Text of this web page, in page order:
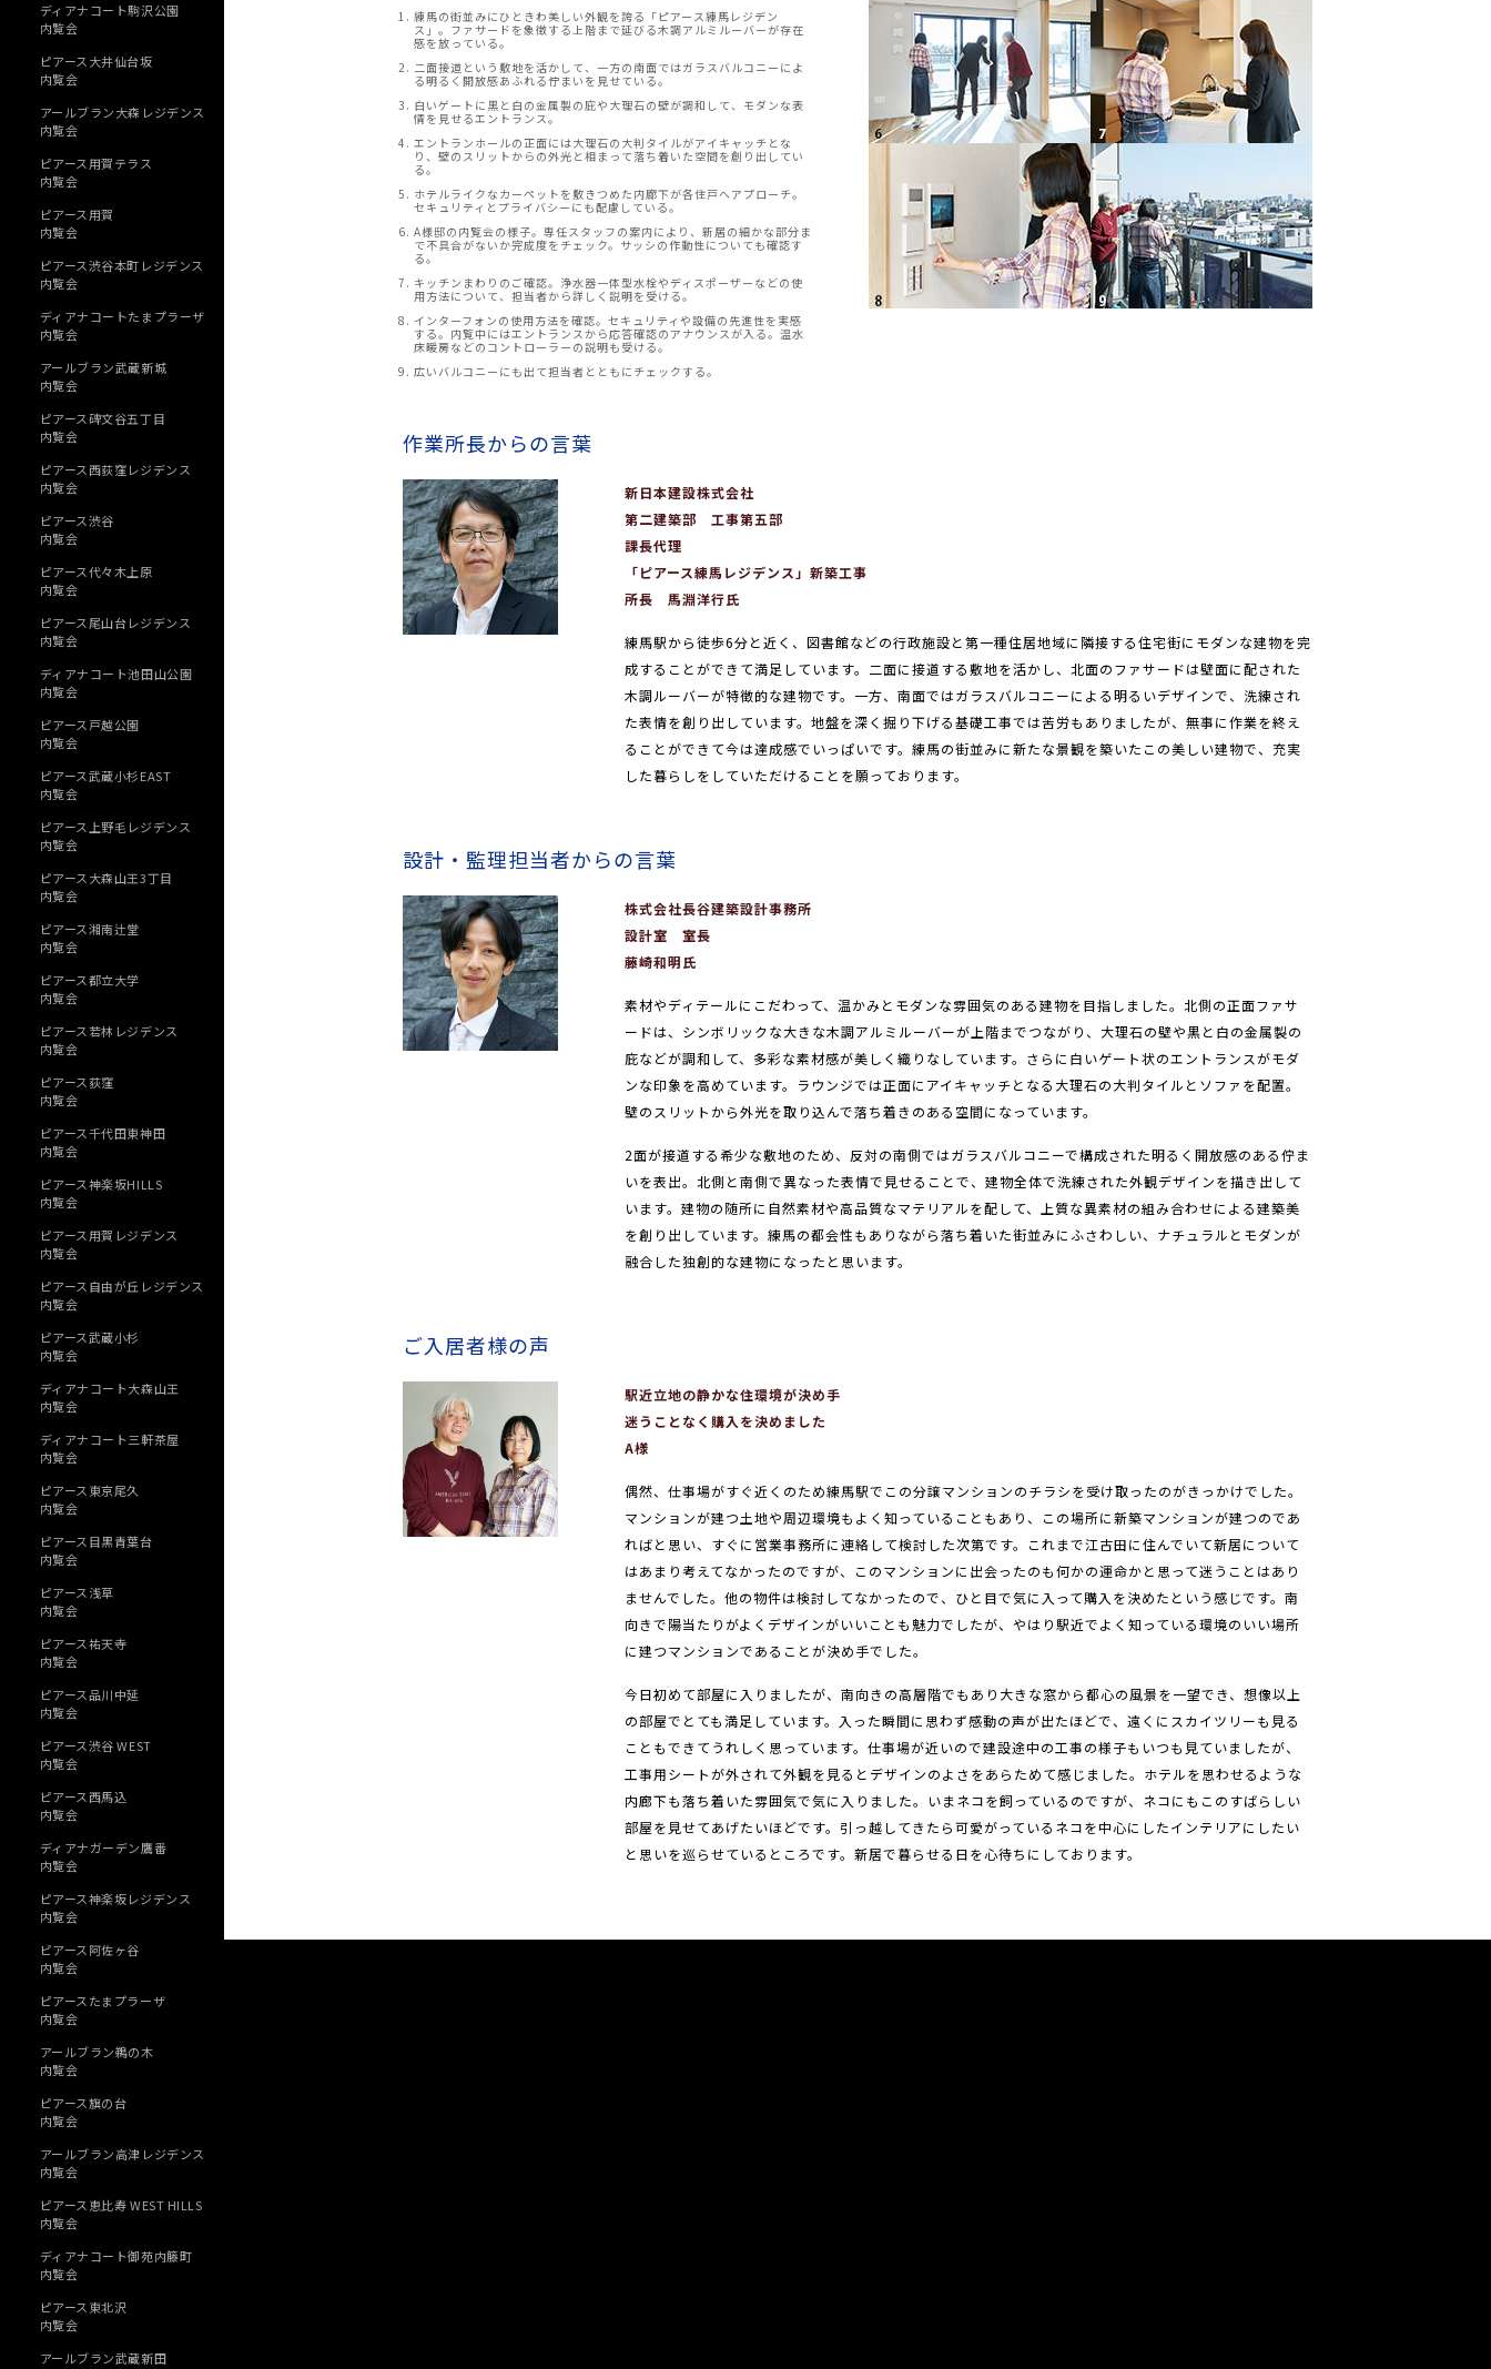
練馬の街並みにひときわ美しい外観を誇る「ピアース練馬レジデン
ス」。ファサードを象徴する上階まで延びる木調アルミルーバーが存在
感を放っている。
二面接道という敷地を活かして、一方の南面ではガラスバルコニーによ
る明るく開放感あふれる佇まいを見せている。
白いゲートに黒と白の金属製の庇や大理石の壁が調和して、モダンな表
情を見せるエントランス。
エントランホールの正面には大理石の大判タイルがアイキャッチとな
り、壁のスリットからの外光と相まって落ち着いた空間を創り出してい
る。
ホテルライクなカーペットを敷きつめた内廊下が各住戸へアプローチ。
セキュリティとプライバシーにも配慮している。
A様邸の内覧会の様子。専任スタッフの案内により、新居の細かな部分ま
で不具合がないか完成度をチェック。サッシの作動性についても確認す
る。
キッチンまわりのご確認。浄水器一体型水栓やディスポーザーなどの使
用方法について、担当者から詳しく説明を受ける。
インターフォンの使用方法を確認。セキュリティや設備の先進性を実感
する。内覧中にはエントランスから応答確認のアナウンスが入る。温水
床暖房などのコントローラーの説明も受ける。
広いバルコニーにも出て担当者とともにチェックする。
作業所長からの言葉
新日本建設株式会社
第二建築部 工事第五部
課長代理
「ピアース練馬レジデンス」新築工事
所長 馬淵洋行氏
練馬駅から徒歩6分と近く、図書館などの行政施設と第一種住居地域に隣接する住宅街にモダンな建物を完
成することができて満足しています。二面に接道する敷地を活かし、北面のファサードは壁面に配された
木調ルーバーが特徴的な建物です。一方、南面ではガラスバルコニーによる明るいデザインで、洗練され
た表情を創り出しています。地盤を深く掘り下げる基礎工事では苦労もありましたが、無事に作業を終え
ることができて今は達成感でいっぱいです。練馬の街並みに新たな景観を築いたこの美しい建物で、充実
した暮らしをしていただけることを願っております。
設計・監理担当者からの言葉
株式会社長谷建築設計事務所
設計室 室長
藤崎和明氏
素材やディテールにこだわって、温かみとモダンな雰囲気のある建物を目指しました。北側の正面ファサ
ードは、シンボリックな大きな木調アルミルーバーが上階までつながり、大理石の壁や黒と白の金属製の
庇などが調和して、多彩な素材感が美しく織りなしています。さらに白いゲート状のエントランスがモダ
ンな印象を高めています。ラウンジでは正面にアイキャッチとなる大理石の大判タイルとソファを配置。
壁のスリットから外光を取り込んで落ち着きのある空間になっています。
2面が接道する希少な敷地のため、反対の南側ではガラスバルコニーで構成された明るく開放感のある佇ま
いを表出。北側と南側で異なった表情で見せることで、建物全体で洗練された外観デザインを描き出して
います。建物の随所に自然素材や高品質なマテリアルを配して、上質な異素材の組み合わせによる建築美
を創り出しています。練馬の都会性もありながら落ち着いた街並みにふさわしい、ナチュラルとモダンが
融合した独創的な建物になったと思います。
ご入居者様の声
駅近立地の静かな住環境が決め手
迷うことなく購入を決めました
A様
偶然、仕事場がすぐ近くのため練馬駅でこの分譲マンションのチラシを受け取ったのがきっかけでした。
マンションが建つ土地や周辺環境もよく知っていることもあり、この場所に新築マンションが建つのであ
ればと思い、すぐに営業事務所に連絡して検討した次第です。これまで江古田に住んでいて新居について
はあまり考えてなかったのですが、このマンションに出会ったのも何かの運命かと思って迷うことはあり
ませんでした。他の物件は検討してなかったので、ひと目で気に入って購入を決めたという感じです。南
向きで陽当たりがよくデザインがいいことも魅力でしたが、やはり駅近でよく知っている環境のいい場所
に建つマンションであることが決め手でした。
今日初めて部屋に入りましたが、南向きの高層階でもあり大きな窓から都心の風景を一望でき、想像以上
の部屋でとても満足しています。入った瞬間に思わず感動の声が出たほどで、遠くにスカイツリーも見る
こともできてうれしく思っています。仕事場が近いので建設途中の工事の様子もいつも見ていましたが、
工事用シートが外されて外観を見るとデザインのよさをあらためて感じました。ホテルを思わせるような
内廊下も落ち着いた雰囲気で気に入りました。いまネコを飼っているのですが、ネコにもこのすばらしい
部屋を見せてあげたいほどです。引っ越してきたら可愛がっているネコを中心にしたインテリアにしたい
と思いを巡らせているところです。新居で暮らせる日を心待ちにしております。
ディアナコート駒沢公園
内覧会
ピアース大井仙台坂
内覧会
アールブラン大森レジデンス
内覧会
ピアース用賀テラス
内覧会
ピアース用賀
内覧会
ピアース渋谷本町レジデンス
内覧会
ディアナコートたまプラーザ
内覧会
アールブラン武蔵新城
内覧会
ピアース碑文谷五丁目
内覧会
ピアース西荻窪レジデンス
内覧会
ピアース渋谷
内覧会
ピアース代々木上原
内覧会
ピアース尾山台レジデンス
内覧会
ディアナコート池田山公園
内覧会
ピアース戸越公園
内覧会
ピアース武蔵小杉EAST
内覧会
ピアース上野毛レジデンス
内覧会
ピアース大森山王3丁目
内覧会
ピアース湘南辻堂
内覧会
ピアース都立大学
内覧会
ピアース若林レジデンス
内覧会
ピアース荻窪
内覧会
ピアース千代田東神田
内覧会
ピアース神楽坂HILLS
内覧会
ピアース用賀レジデンス
内覧会
ピアース自由が丘レジデンス
内覧会
ピアース武蔵小杉
内覧会
ディアナコート大森山王
内覧会
ディアナコート三軒茶屋
内覧会
ピアース東京尾久
内覧会
ピアース目黒青葉台
内覧会
ピアース浅草
内覧会
ピアース祐天寺
内覧会
ピアース品川中延
内覧会
ピアース渋谷 WEST
内覧会
ピアース西馬込
内覧会
ディアナガーデン鷹番
内覧会
ピアース神楽坂レジデンス
内覧会
ピアース阿佐ヶ谷
内覧会
ピアースたまプラーザ
内覧会
アールブラン鵜の木
内覧会
ピアース旗の台
内覧会
アールブラン高津レジデンス
内覧会
ピアース恵比寿 WEST HILLS
内覧会
ディアナコート御苑内籐町
内覧会
ピアース東北沢
内覧会
アールブラン武蔵新田